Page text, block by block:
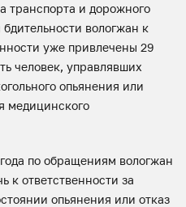
транспорта и дорожного
бдительности вологжан к
уже привлечены 29
человек, управлявших
опьянения или
медицинского
по обращениям вологжан
к ответственности за
опьянения или отказ